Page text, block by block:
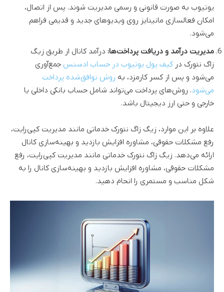
یوتیوب به صورت قانونی و رسمی مدیریت شوند. پس از اتصال،
امکان فعالسازی مانیتایز روی ویدیوهای جدید و قدیمی فراهم
می‌شود.
مدیریت درآمد و دریافت پرداخت‌ها: درآمد کانال از طریق زیگ
زاگ نتورک در کیف پول یوتیوب در حساب ادسنس جمع‌آوری
می‌شود و پس از کسر کارمزد، به روش توافق‌شده پرداخت
می‌شود. روش‌های پرداخت می‌تواند شامل حساب بانکی داخلی یا
خارجی و حتی ارز دیجیتال باشد.
علاوه بر این موارد، زیگ زاگ نتورک خدماتی مانند مدیریت کپی‌رایت،
رفع مشکلات حقوقی، مشاوره افزایش بازدید و بهینه‌سازی کانال
ارائه می‌دهد. زیگ زاگ نتورک خدماتی مانند مدیریت کپی‌رایت، رفع
مشکلات حقوقی، مشاوره افزایش بازدید و بهینه‌سازی کانال را به
شکل مناسب و مستمری را انحام دهید.